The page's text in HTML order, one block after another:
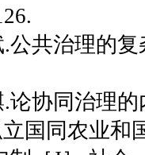
.公共治理的
.论协同治理
立国同农业